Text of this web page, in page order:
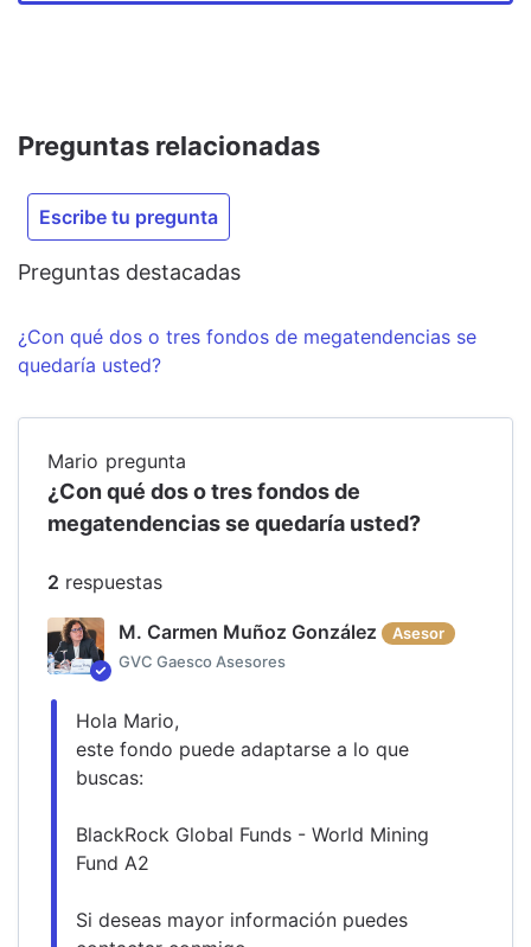
Preguntas relacionadas
Escribe tu pregunta
Preguntas destacadas
¿Con qué dos o tres fondos de megatendencias se
quedaría usted?
Mario pregunta
¿Con qué dos o tres fondos de
megatendencias se quedaría usted?
2 respuestas
M. Carmen Muñoz González
Asesor
GVC Gaesco Asesores
Hola Mario,
este fondo puede adaptarse a lo que
buscas:
BlackRock Global Funds - World Mining
Fund A2
Si deseas mayor información puedes